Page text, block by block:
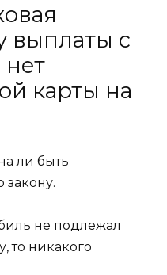
выплаты с
нет
карты на
ли быть
закону.
не подлежал
то никакого